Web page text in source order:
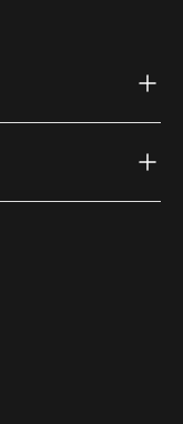
link)
(external link)
(external